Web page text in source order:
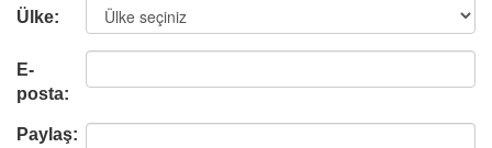
Ülke:
E-
posta:
Paylaş: